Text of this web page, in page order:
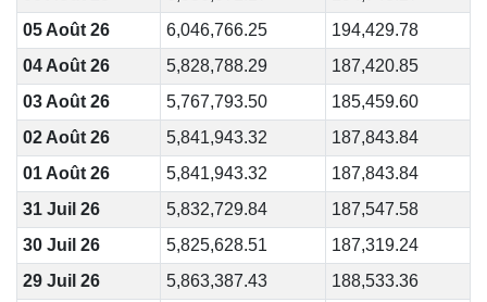
05 Août 26
6,046,766.25
194,429.78
04 Août 26
5,828,788.29
187,420.85
03 Août 26
5,767,793.50
185,459.60
02 Août 26
5,841,943.32
187,843.84
01 Août 26
5,841,943.32
187,843.84
31 Juil 26
5,832,729.84
187,547.58
30 Juil 26
5,825,628.51
187,319.24
29 Juil 26
5,863,387.43
188,533.36